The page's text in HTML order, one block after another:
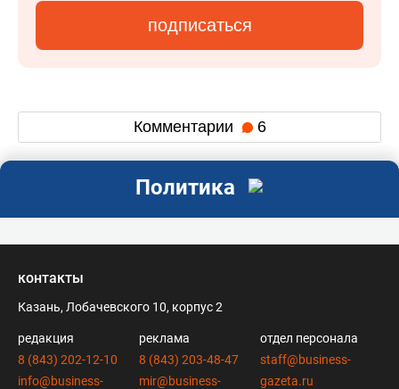
подписаться
Комментарии 6
Политика
контакты
Казань, Лобачевского 10, корпус 2
редакция
8 (843) 202-12-10
info@business-
реклама
8 (843) 203-48-47
mir@business-
отдел персонала
staff@business-
gazeta.ru